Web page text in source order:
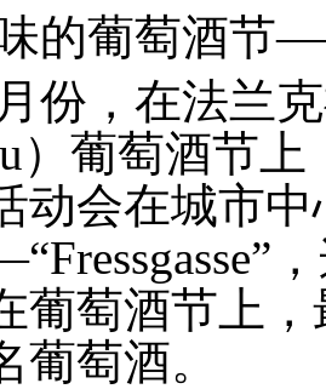
的葡萄酒节
份，在法兰
）葡萄酒节
动会在城市
葡萄酒节上
葡萄酒。